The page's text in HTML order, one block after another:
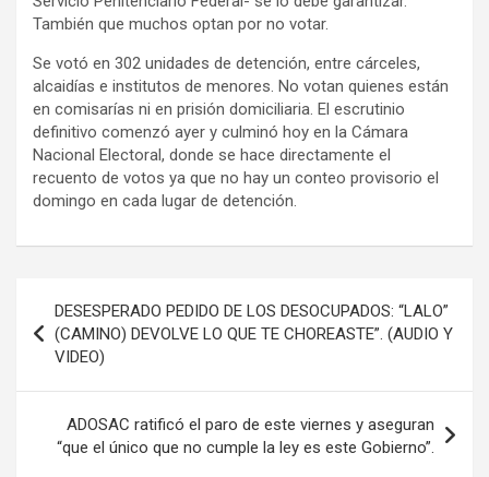
También que muchos optan por no votar.
Se votó en 302 unidades de detención, entre cárceles,
alcaidías e institutos de menores. No votan quienes están
en comisarías ni en prisión domiciliaria. El escrutinio
definitivo comenzó ayer y culminó hoy en la Cámara
Nacional Electoral, donde se hace directamente el
recuento de votos ya que no hay un conteo provisorio el
domingo en cada lugar de detención.
de
entradas
DESESPERADO PEDIDO DE LOS DESOCUPADOS: “LALO”
(CAMINO) DEVOLVE LO QUE TE CHOREASTE”. (AUDIO Y
VIDEO)
ADOSAC ratificó el paro de este viernes y aseguran
“que el único que no cumple la ley es este Gobierno”.